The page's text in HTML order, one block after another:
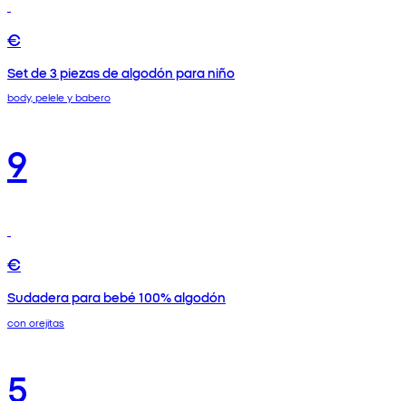
€
Set de 3 piezas de algodón para niño
body, pelele y babero
9
€
Sudadera para bebé 100% algodón
con orejitas
5